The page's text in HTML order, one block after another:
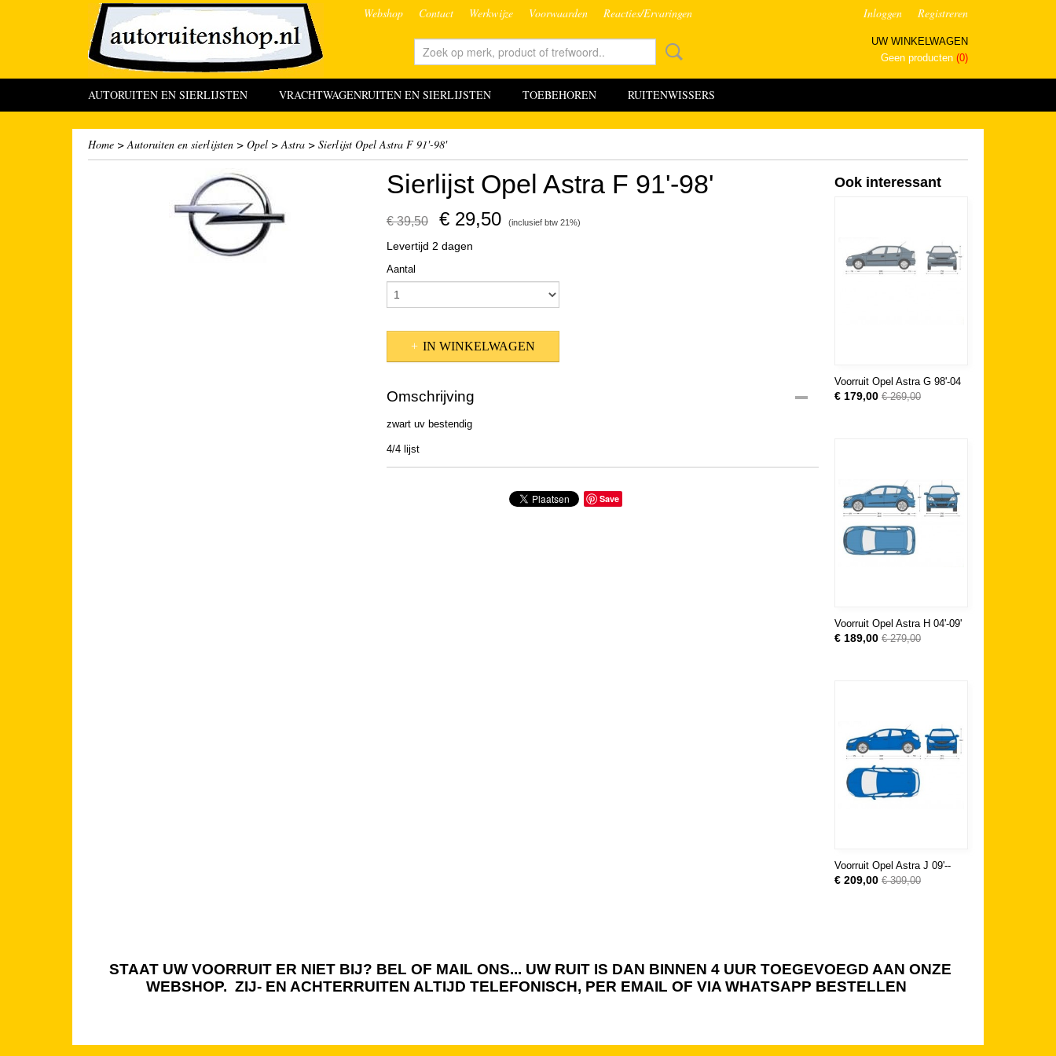
Webshop Contact Werkwijze Voorwaarden Reacties/Ervaringen Inloggen Registreren
UW WINKELWAGEN
Geen producten (0)
AUTORUITEN EN SIERLIJSTEN VRACHTWAGENRUITEN EN SIERLIJSTEN TOEBEHOREN RUITENWISSERS
Home >Autoruiten en sierlijsten > Opel >Astra > Sierlijst Opel Astra F 91'-98'
Sierlijst Opel Astra F 91'-98'
€ 39,50 € 29,50 (inclusief btw 21%)
Levertijd 2 dagen
Aantal
IN WINKELWAGEN
Omschrijving
zwart uv bestendig
4/4 lijst
Save
Ook interessant
Voorruit Opel Astra G 98'-04
€ 179,00 € 269,00
Voorruit Opel Astra H 04'-09'
€ 189,00 € 279,00
Voorruit Opel Astra J 09'--
€ 209,00 € 309,00
STAAT UW VOORRUIT ER NIET BIJ? BEL OF MAIL ONS... UW RUIT IS DAN BINNEN 4 UUR TOEGEVOEGD AAN ONZE
WEBSHOP. ZIJ- EN ACHTERRUITEN ALTIJD TELEFONISCH, PER EMAIL OF VIA WHATSAPP BESTELLEN